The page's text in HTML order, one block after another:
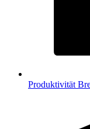
Produktivität